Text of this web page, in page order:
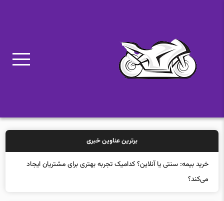
برترین عناوین خبری
خ